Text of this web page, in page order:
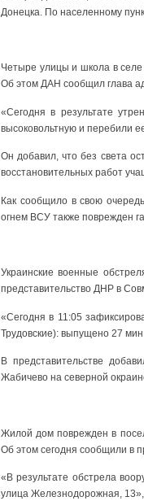
Донецка. По населенному
Четыре улицы и школа в селе
Об этом ДАН сообщил глава
«Сегодня в результате
высоковольтную и перебили
Он добавил, что без света
восстановительных работ
Как сообщило в свою
огнем ВСУ также поврежден
Украинские военные
представительство ДНР в
«Сегодня в 11:05
Трудовские): выпущено 27
В представительстве
Жабичево на северной
Жилой дом поврежден в
Об этом сегодня сообщили в
«В результате обстрела
улица Железнодорожная,